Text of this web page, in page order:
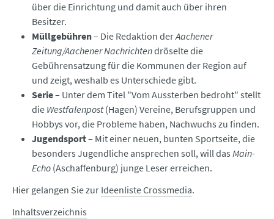
über die Einrichtung und damit auch über ihren
Besitzer.
Müllgebühren– Die Redaktion derAachener
Zeitung/Aachener Nachrichtendröselte die
Gebührensatzung für die Kommunen der Region auf
und zeigt, weshalb es Unterschiede gibt.
Serie– Unter dem Titel "Vom Aussterben bedroht" stellt
die Westfalenpost(Hagen) Vereine, Berufsgruppen und
Hobbys vor, die Probleme haben, Nachwuchs zu finden.
Jugendsport– Mit einer neuen, bunten Sportseite, die
besonders Jugendliche ansprechen soll, will das Main-
Echo (Aschaffenburg) junge Leser erreichen.
Hier gelangen Sie zur Ideenliste Crossmedia.
Inhaltsverzeichnis